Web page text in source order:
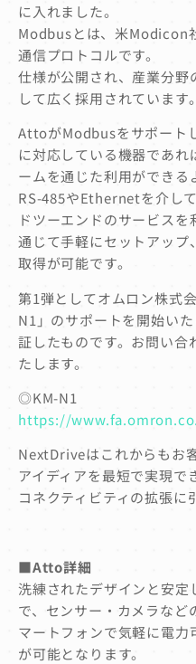
に入れました。
Modbusとは、米Modicon
通信プロトコルです。
仕様が公開され、産業分野
して広く採用されています。
AttoがModbusをサポート
に対応している機器であ
ームを通じた利用ができる
RS-485やEthernetを介し
ドツーエンドのサービス
通じて手軽にセットアップ
取得が可能です。
第1弾としてオムロン株式
N1」のサポートを開始い
証したものです。お問い
たします。
◎KM-N1
https://
NextDriveはこれからもお
アイディアを最短で実現で
コネクティビティの拡張に
■Atto詳細
洗練されたデザインと安
で、センサー・カメラなど
マートフォンで気軽に電
が可能となります。